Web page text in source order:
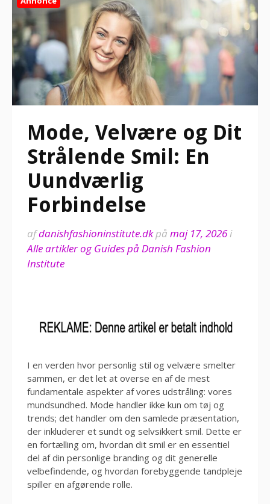
Mode, Velvære og Dit
Strålende Smil: En
Uundværlig
Forbindelse
afdanishfashioninstitute.dkpå maj 17, 2026i
Alle artikler og Guides på Danish Fashion
Institute
I en verden hvor personlig stil og velvære smelter
sammen, er det let at overse en af de mest
fundamentale aspekter af vores udstråling: vores
mundsundhed. Mode handler ikke kun om tøj og
trends; det handler om den samlede præsentation,
der inkluderer et sundt og selvsikkert smil. Dette er
en fortælling om, hvordan dit smil er en essentiel
del af din personlige branding og dit generelle
velbefindende, og hvordan forebyggende tandpleje
spiller en afgørende rolle.